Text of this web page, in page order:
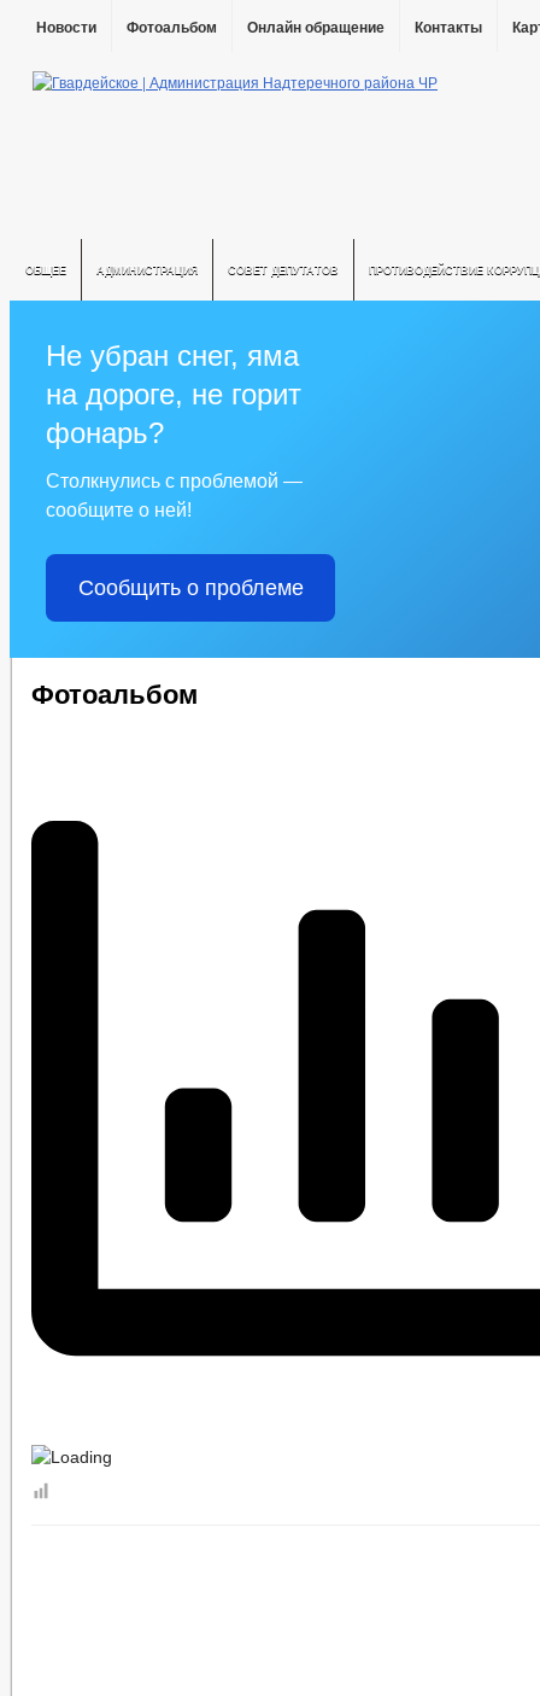
Новости Фотоальбом Онлайн обращение Контакты
ОБЩЕЕ АДМИНИСТРАЦИЯ СОВЕТ ДЕПУТАТОВ ПРОТИВОДЕЙСТВИЕ
Не убран снег, яма
на дороге, не горит
фонарь?
Столкнулись с проблемой —
сообщите о ней!
Сообщить о проблеме
Фотоальбом